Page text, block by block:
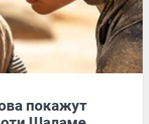
покажут